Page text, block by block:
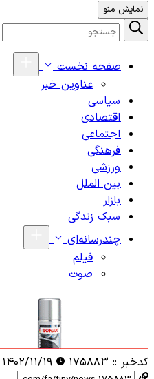
نمایش منو
صفحه نخست
عناوین خبر
سیاسی
اقتصادی
اجتماعی
فرهنگی
ورزشی
بین الملل
بازار
سبک زندگی
چندرسانه‌ای
فیلم
صوت
کدخبر :: ۱۷۵۸۸۳